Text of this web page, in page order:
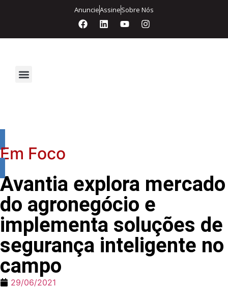
AnuncieAssineSobre Nós
Em Foco
Avantia explora mercado
do agronegócio e
implementa soluções de
segurança inteligente no
campo
29/06/2021